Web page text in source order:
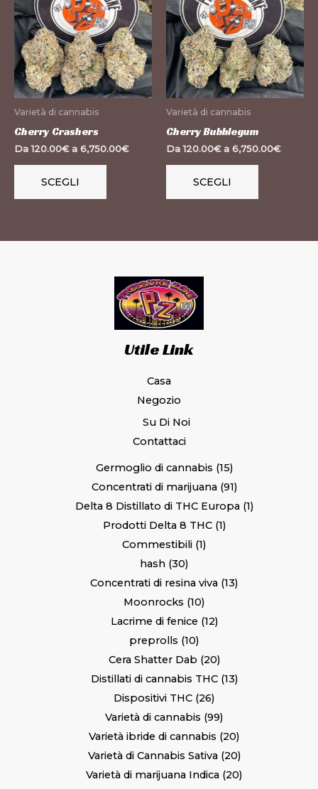
Varietà di cannabis
Cherry Crashers
Da120.00€a 6,750.00€
SCEGLI
ha
più
varianti.
Le
opzioni
del
Varietà di cannabis
Cherry Bubblegum
Da120.00€a 6,750.00€
SCEGLI
ha
più
varianti.
Le
opzioni
del
Utile Link
Casa
Negozio
Su Di Noi
Contattaci
Germoglio di cannabis 15
Concentrati di marijuana 91
Delta 8 Distillato di THC Europa 1
Prodotti Delta 8 THC 1
Commestibili 1
hash 30
Concentrati di resina viva 13
Moonrocks 10
Lacrime di fenice 12
preprolls 10
Cera Shatter Dab 20
Distillati di cannabis THC 13
Dispositivi THC 26
Varietà di cannabis 99
Varietà ibride di cannabis 20
Varietà di Cannabis Sativa 20
Varietà di marijuana Indica 20